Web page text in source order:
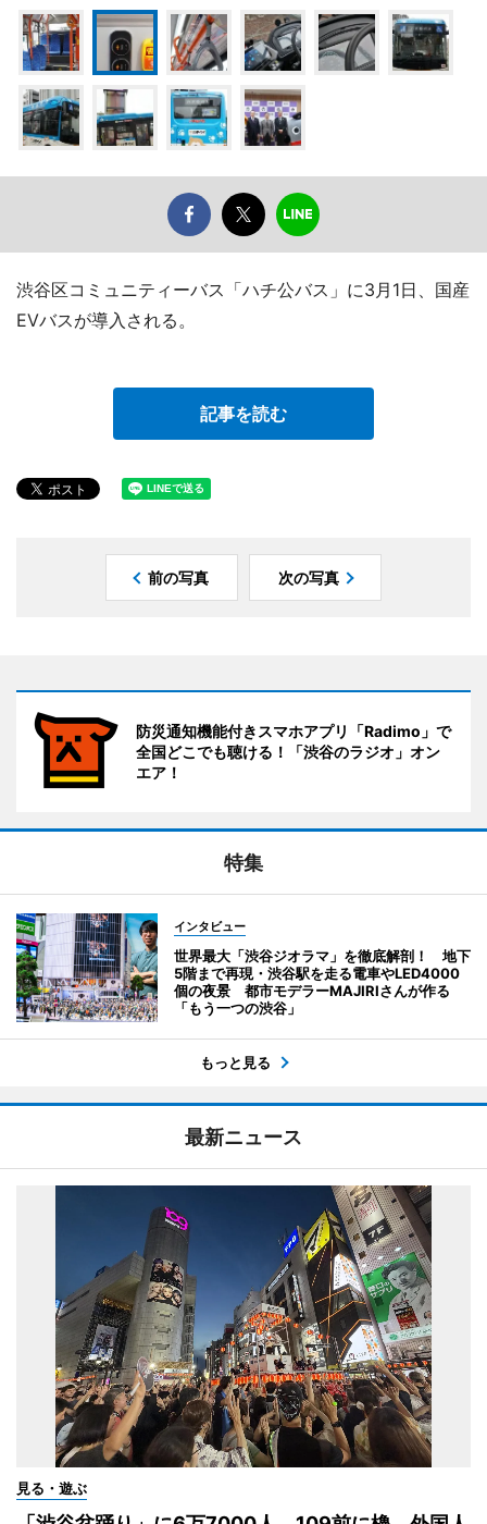
渋谷区コミュニティーバス「ハチ公バス」に3月1日、国産
EVバスが導入される。
記事を読む
前の写真 次の写真
防災通知機能付きスマホアプリ「Radimo」で
全国どこでも聴ける！「渋谷のラジオ」オン
エア！
特集
インタビュー
世界最大「渋谷ジオラマ」を徹底解剖！ 地下
5階まで再現・渋谷駅を走る電車やLED4000
個の夜景 都市モデラーMAJIRIさんが作る
「もう一つの渋谷」
もっと見る
最新ニュース
見る・遊ぶ